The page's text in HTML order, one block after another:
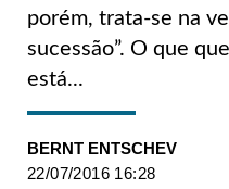
porém, trata-se na
sucessão”. O que
está...
BERNT ENTSCHEV
22/07/2016 16:28